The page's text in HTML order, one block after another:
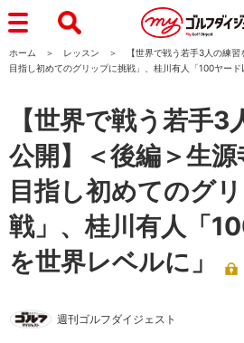
ホーム レッスン
【世界で戦う若手3人の練
目指し初めてのグリップに挑戦」、桂川有人「100ヤード
【世界で戦う若手
公開】＜後編＞生
目指し初めてのグ
戦」、桂川有人「
を世界レベルに」
週刊ゴルフダイジェスト